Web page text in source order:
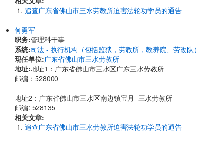
追查广东省佛山市三水劳教所迫害法轮功学员的通告
何勇军
职务:管理科干事
系统:司法 - 执行机构（包括监狱，劳教所，教养院、劳改队）
现任单位:广东省佛山市三水劳教所
地址:​地址1：广东省佛山市三水区广东三水劳教所
邮编：528000
地址2：广东省佛山市三水区南边镇宝月 三水劳教所
邮编: 528135
相关文章:
追查广东省佛山市三水劳教所迫害法轮功学员的通告